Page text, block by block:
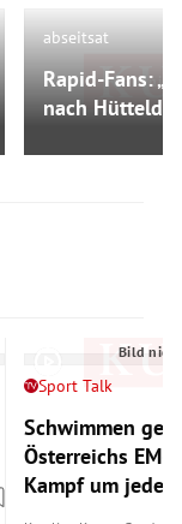
Bild
abseitsat
Rapid-Fans:
nach
Bild
Sport Talk
Schwimmen
Österreichs
Kampf um jedes